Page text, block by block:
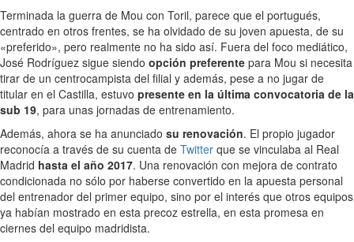
Terminada la guerra de Mou con Toril, parece que el portugués,
centrado en otros frentes, se ha olvidado de su joven apuesta, de su
«preferido», pero realmente no ha sido así. Fuera del foco mediático,
José Rodríguez sigue siendo opción preferente para Mou si necesita
tirar de un centrocampista del filial y además, pese a no jugar de
titular en el Castilla, estuvo presente en la última convocatoria de la
sub 19, para unas jornadas de entrenamiento.
Además, ahora se ha anunciado su renovación. El propio jugador
reconocía a través de su cuenta de Twitter que se vinculaba al Real
Madrid hasta el año 2017. Una renovación con mejora de contrato
condicionada no sólo por haberse convertido en la apuesta personal
del entrenador del primer equipo, sino por el interés que otros equipos
ya habían mostrado en esta precoz estrella, en esta promesa en
ciernes del equipo madridista.